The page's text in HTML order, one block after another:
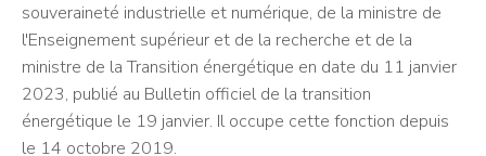
souveraineté industrielle et numérique, de la ministre de
l'Enseignement supérieur et de la recherche et de la
ministre de la Transition énergétique en date du 11 janvier
2023, publié au Bulletin officiel de la transition
énergétique le 19 janvier. Il occupe cette fonction depuis
le 14 octobre 2019.